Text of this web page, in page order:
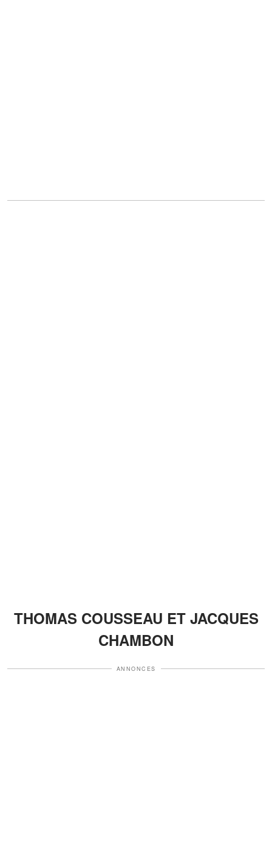
THOMAS COUSSEAU ET JACQUES
CHAMBON
ANNONCES